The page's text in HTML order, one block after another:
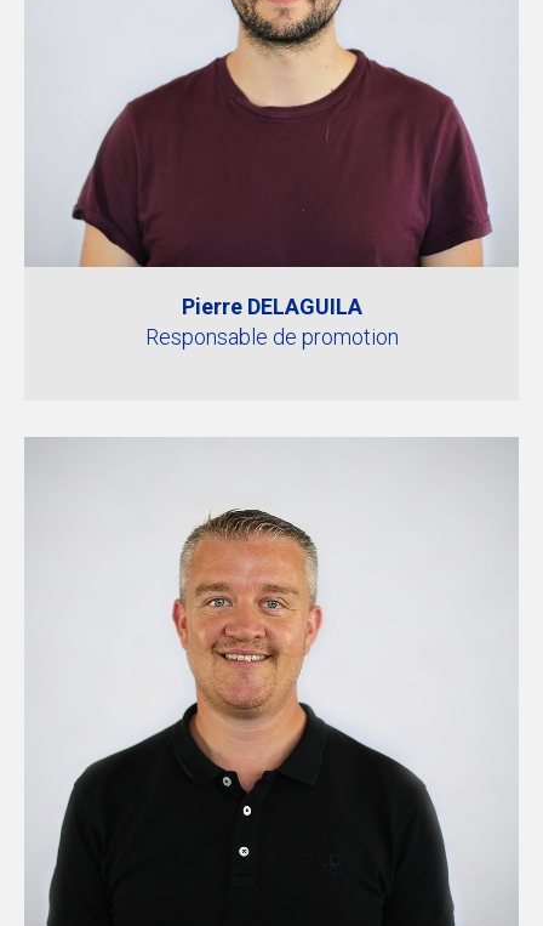
Pierre DELAGUILA
Responsable de promotion